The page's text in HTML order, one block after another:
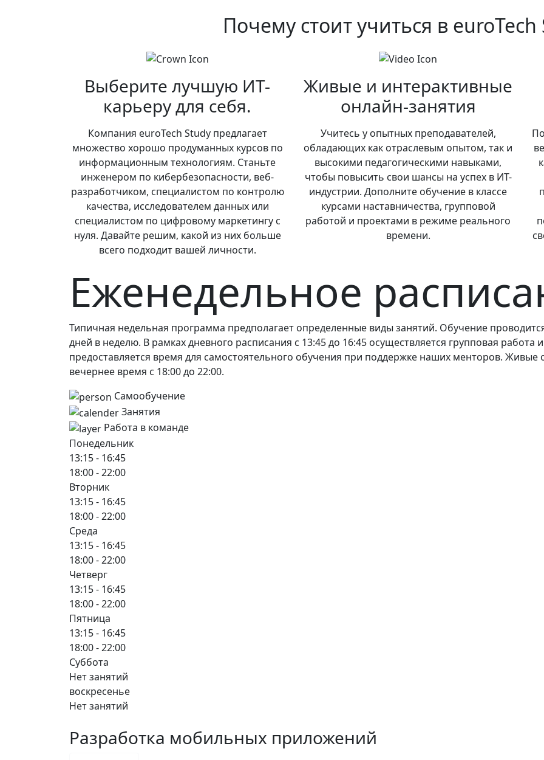
Почему стоит учиться в euroTech
Выберите лучшую ИТ-
карьеру для себя.
Компания euroTech Study предлагает
множество хорошо продуманных курсов по
информационным технологиям. Станьте
инженером по кибербезопасности, веб-
разработчиком, специалистом по контролю
качества, исследователем данных или
специалистом по цифровому маркетингу с
нуля. Давайте решим, какой из них больше
всего подходит вашей личности.
Живые и интерактивные
онлайн-занятия
Учитесь у опытных преподавателей,
обладающих как отраслевым опытом, так и
высокими педагогическими навыками,
чтобы повысить свои шансы на успех в ИТ-
индустрии. Дополните обучение в классе
курсами наставничества, групповой
работой и проектами в режиме реального
времени.
Еженедельное
Типичная недельная программа предполагает определенные виды занятий. Обучение
дней в неделю. В рамках дневного расписания с 13:45 до 16:45 осуществляется групповая работа
предоставляется время для самостоятельного обучения при поддержке наших менторов. Живые
вечернее время с 18:00 до 22:00.
Самообучение
Занятия
Работа в команде
Понедельник
13:15 - 16:45
18:00 - 22:00
Вторник
13:15 - 16:45
18:00 - 22:00
Среда
13:15 - 16:45
18:00 - 22:00
Четверг
13:15 - 16:45
18:00 - 22:00
Пятница
13:15 - 16:45
18:00 - 22:00
Суббота
Нет занятий
воскресенье
Нет занятий
Разработка мобильных приложений